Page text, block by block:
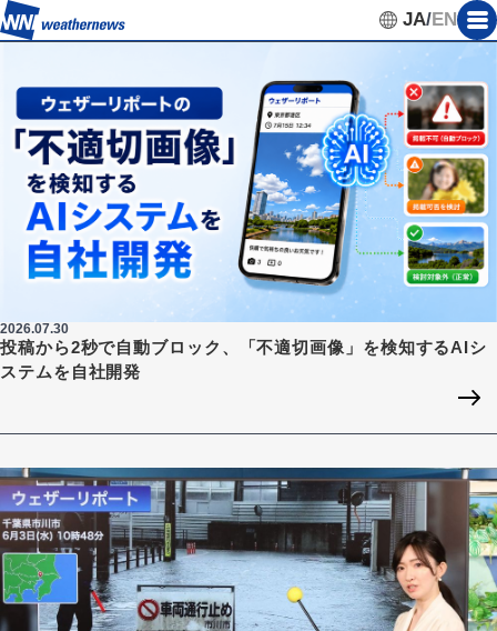
JA/EN
2026.07.30
投稿から2秒で自動ブロック、「不適切画像」を検知するAIシ
ステムを自社開発